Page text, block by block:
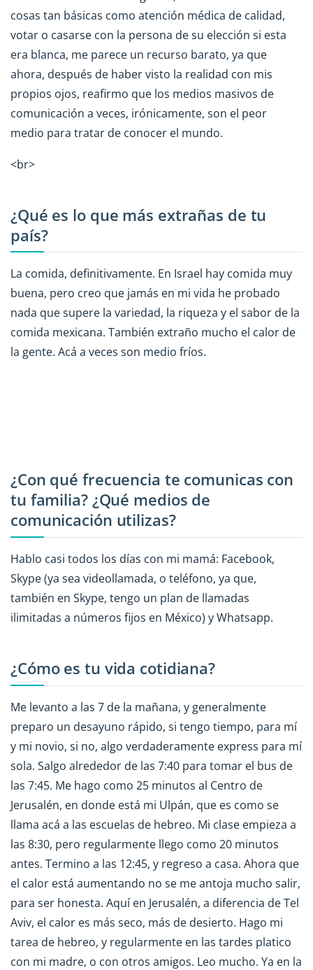
cosas tan básicas como atención médica de calidad,
votar o casarse con la persona de su elección si esta
era blanca, me parece un recurso barato, ya que
ahora, después de haber visto la realidad con mis
propios ojos, reafirmo que los medios masivos de
comunicación a veces, irónicamente, son el peor
medio para tratar de conocer el mundo.
<br>
¿Qué es lo que más extrañas de tu
país?
La comida, definitivamente. En Israel hay comida muy
buena, pero creo que jamás en mi vida he probado
nada que supere la variedad, la riqueza y el sabor de la
comida mexicana. También extraño mucho el calor de
la gente. Acá a veces son medio fríos.
¿Con qué frecuencia te comunicas con
tu familia? ¿Qué medios de
comunicación utilizas?
Hablo casi todos los días con mi mamá: Facebook,
Skype (ya sea videollamada, o teléfono, ya que,
también en Skype, tengo un plan de llamadas
ilimitadas a números fijos en México) y Whatsapp.
¿Cómo es tu vida cotidiana?
Me levanto a las 7 de la mañana, y generalmente
preparo un desayuno rápido, si tengo tiempo, para mí
y mi novio, si no, algo verdaderamente express para mí
sola. Salgo alrededor de las 7:40 para tomar el bus de
las 7:45. Me hago como 25 minutos al Centro de
Jerusalén, en donde está mi Ulpán, que es como se
llama acá a las escuelas de hebreo. Mi clase empieza a
las 8:30, pero regularmente llego como 20 minutos
antes. Termino a las 12:45, y regreso a casa. Ahora que
el calor está aumentando no se me antoja mucho salir,
para ser honesta. Aquí en Jerusalén, a diferencia de Tel
Aviv, el calor es más seco, más de desierto. Hago mi
tarea de hebreo, y regularmente en las tardes platico
con mi madre, o con otros amigos. Leo mucho. Ya en la